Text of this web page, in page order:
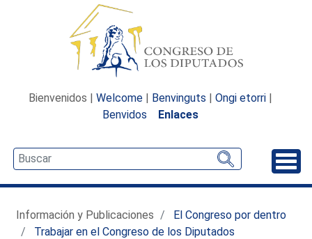
Bienvenidos | Welcome | Benvinguts | Ongi etorri |
Benvidos
Enlaces
Información y Publicaciones
El Congreso por dentro
Trabajar en el Congreso de los Diputados